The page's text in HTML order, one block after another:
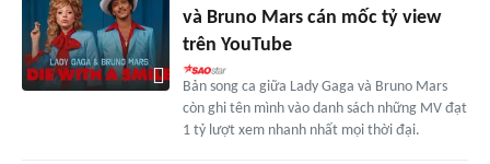
và Bruno Mars cán mốc tỷ view
trên YouTube
Bản song ca giữa Lady Gaga và Bruno Mars
còn ghi tên mình vào danh sách những MV đạt
1 tỷ lượt xem nhanh nhất mọi thời đại.